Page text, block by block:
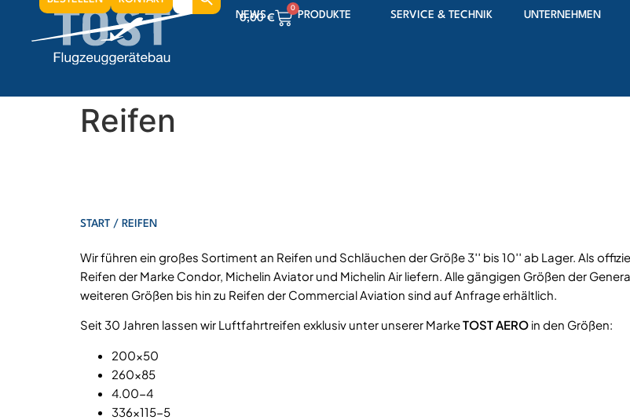
NEWS PRODUKTE SERVICE & TECHNIK UNTERNEHMEN
for:
0,00€
0
0,00€ 0
Reifen
START / REIFEN
Wir führen ein großes Sortiment an Reifen und Schläuchen der Größe 3′′ bis 10′′ ab Lager. Als
Reifen der Marke Condor, Michelin Aviator und Michelin Air liefern. Alle gängigen Größen der
weiteren Größen bis hin zu Reifen der Commercial Aviation sind auf Anfrage erhältlich.
Seit 30 Jahren lassen wir Luftfahrtreifen exklusiv unter unserer MarkeTOST AERO in den Größen:
200×50
260×85
4.00-4
336×115-5